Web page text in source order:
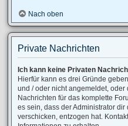
Nach oben
Private Nachrichten
Ich kann keine Privaten
Hierfür kann es drei Gründe
und / oder nicht angemeldet,
Nachrichten für das komplette
es sein, dass der Administrator
verschicken, entzogen hat.